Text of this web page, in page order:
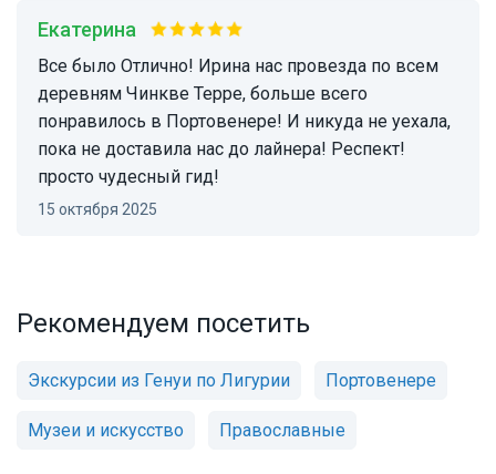
Екатерина
Все было Отлично! Ирина нас провезда по всем
деревням Чинкве Терре, больше всего
понравилось в Портовенере! И никуда не уехала,
пока не доставила нас до лайнера! Респект!
просто чудесный гид!
15 октября 2025
Рекомендуем посетить
Экскурсии из Генуи по Лигурии Портовенере
Музеи и искусство Православные